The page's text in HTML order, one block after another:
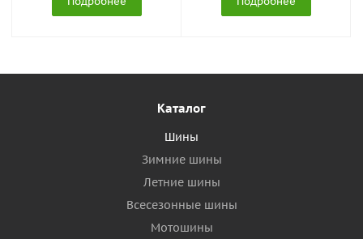
Каталог
Шины
Зимние шины
Летние шины
Всесезонные шины
Мотошины